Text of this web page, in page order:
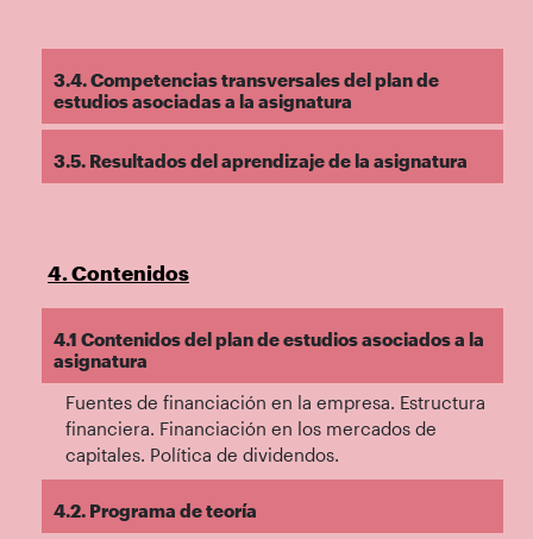
3.4. Competencias transversales del plan de
estudios asociadas a la asignatura
3.5. Resultados del aprendizaje de la asignatura
4. Contenidos
4.1 Contenidos del plan de estudios asociados a la
asignatura
Fuentes de financiación en la empresa. Estructura
financiera. Financiación en los mercados de
capitales. Política de dividendos.
4.2. Programa de teoría